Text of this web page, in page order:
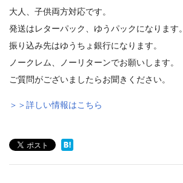
大人、子供両方対応です。
発送はレターパック、ゆうパックになります。
振り込み先はゆうちょ銀行になります。
ノークレム、ノーリターンでお願いします。
ご質問がございましたらお聞きください。
＞＞詳しい情報はこちら